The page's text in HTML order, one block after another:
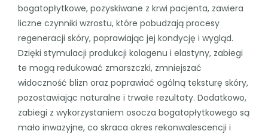
bogatopłytkowe, pozyskiwane z krwi pacjenta, zawiera
liczne czynniki wzrostu, które pobudzają procesy
regeneracji skóry, poprawiając jej kondycję i wygląd.
Dzięki stymulacji produkcji kolagenu i elastyny, zabiegi
te mogą redukować zmarszczki, zmniejszać
widoczność blizn oraz poprawiać ogólną teksturę skóry,
pozostawiając naturalne i trwałe rezultaty. Dodatkowo,
zabiegi z wykorzystaniem osocza bogatopłytkowego są
mało inwazyjne, co skraca okres rekonwalescencji i